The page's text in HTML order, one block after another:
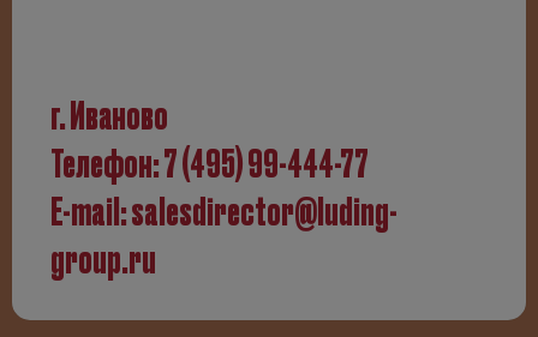
г. Иваново
Телефон:7 (495) 99-444-77
E-mail:salesdirector@luding-
group.ru